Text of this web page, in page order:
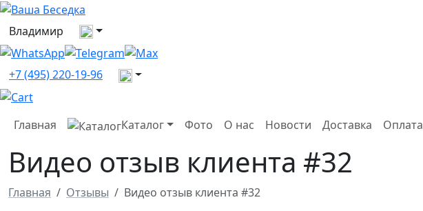
Владимир Выберите город
+7 (495) 220-19-96 Все контакты
Главная Каталог Фото О нас Новости Доставка Оплата
Видео отзыв клиента #32
Главная Отзывы Видео отзыв клиента #32